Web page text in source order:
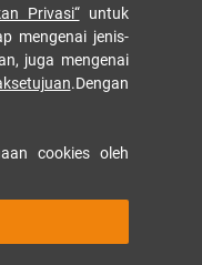
Privasi“untuk
mengenai jenis-
juga mengenai
.Dengan
cookies oleh